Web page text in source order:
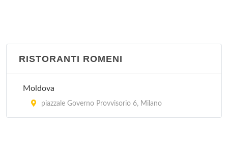
RISTORANTI ROMENI
Moldova
piazzale Governo Provvisorio 6, Milano